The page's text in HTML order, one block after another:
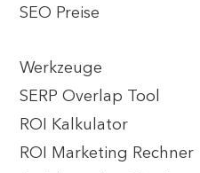
SEO Preise
Werkzeuge
SERP Overlap Tool
ROI Kalkulator
ROI Marketing Rechner